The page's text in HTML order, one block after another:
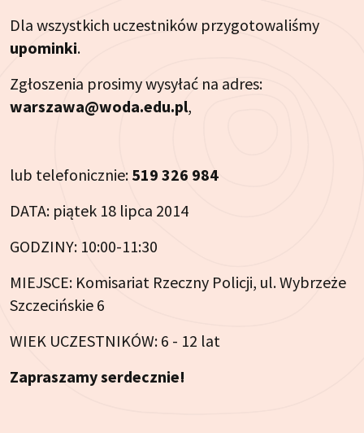
Dla wszystkich uczestników przygotowaliśmy
upominki.
Zgłoszenia prosimy wysyłać na adres:
warszawa@woda.edu.pl,
lub telefonicznie: 519 326 984
DATA: piątek 18 lipca 2014
GODZINY: 10:00-11:30
MIEJSCE: Komisariat Rzeczny Policji, ul. Wybrzeże
Szczecińskie 6
WIEK UCZESTNIKÓW: 6 - 12 lat
Zapraszamy serdecznie!